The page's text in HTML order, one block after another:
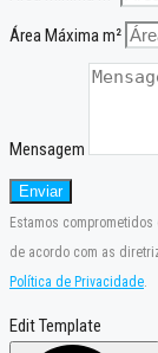
Área Máxima m²
Mensagem
Enviar
Estamos
de acordo com as
Política de Privacidade.
Edit Template